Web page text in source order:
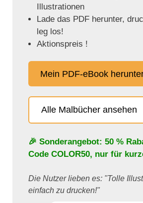
Illustrationen
Lade das PDF herunter,
leg los!
Aktionspreis !
Mein PDF-eBook
Alle Malbücher ansehen
🎉 Sonderangebot: 50 %
Code COLOR50, nur für
Die Nutzer lieben es: "Tolle
einfach zu drucken!"